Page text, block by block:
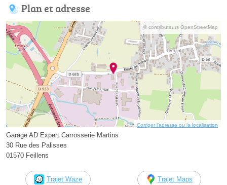
Plan et adresse
© contributeurs OpenStreetMap
Corriger l’adresse ou la localisation
Garage AD Expert Carrosserie Martins
30 Rue des Palisses
01570 Feillens
Trajet Waze Trajet Maps